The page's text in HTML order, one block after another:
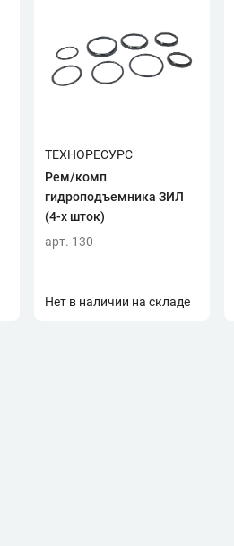
ТЕХНОРЕСУРС
Рем/комп
гидроподъемника ЗИЛ
(4-х шток)
арт. 130
Нет в наличии на складе